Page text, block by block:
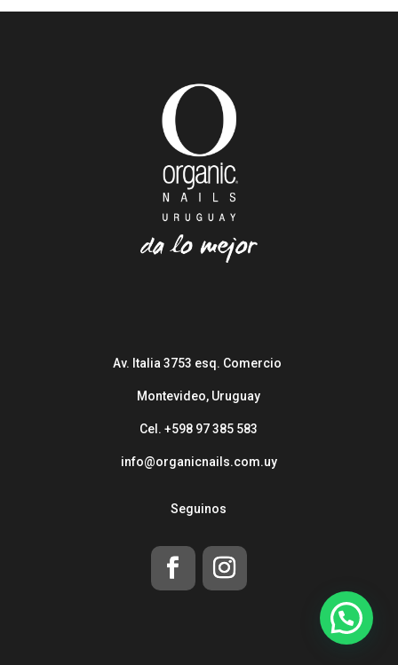
Av. Italia 3753 esq. Comercio
Montevideo, Uruguay
Cel. +598 97 385 583
info@organicnails.com.uy
Seguinos